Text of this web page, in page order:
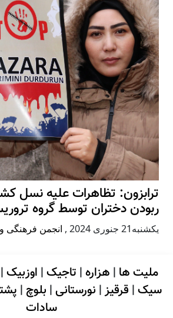
ترابزون: تظاهرات علیه نسل
ربودن دختران توسط گروه
يكشنبه21 جنوری 2024 , انجمن فرهنگی
ملیت ها | هزاره| تاجیک| اوزبیک|
سیک| قرقیز| نورستانی| بلوچ |
سادات